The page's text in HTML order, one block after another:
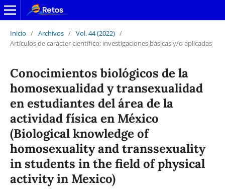
Inicio / Archivos / Vol. 44 (2022) /
Artículos de carácter científico: investigaciones básicas y/o aplicadas
Conocimientos biológicos de la
homosexualidad y transexualidad
en estudiantes del área de la
actividad física en México
(Biological knowledge of
homosexuality and transsexuality
in students in the field of physical
activity in Mexico)